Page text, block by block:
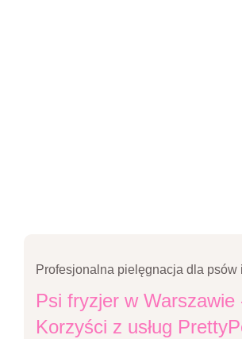
Profesjonalna pielęgnacja dla psów
Psi fryzjer w Warszawie
Korzyści z usług